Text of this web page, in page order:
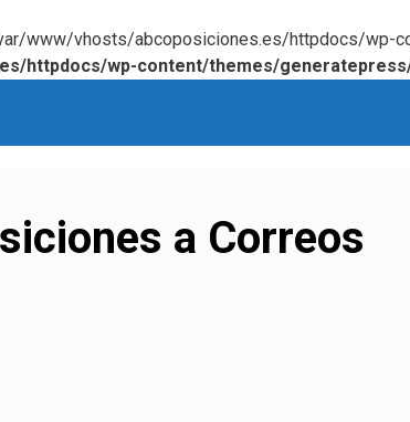
www/vhosts/abcoposiciones.es/httpdocs/wp-
httpdocs/wp-content/themes/
a Correos